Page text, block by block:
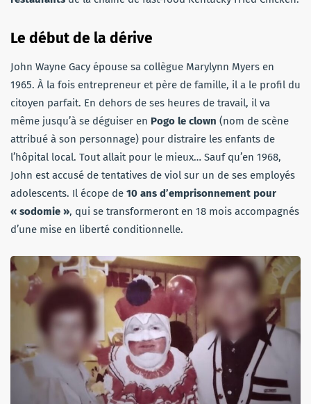
Le début de la dérive
John Wayne Gacy épouse sa collègue Marylynn Myers en
1965. À la fois entrepreneur et père de famille, il a le profil du
citoyen parfait. En dehors de ses heures de travail, il va
même jusqu’à se déguiser en Pogo le clown (nom de scène
attribué à son personnage) pour distraire les enfants de
l’hôpital local. Tout allait pour le mieux… Sauf qu’en 1968,
John est accusé de tentatives de viol sur un de ses employés
adolescents. Il écope de 10 ans d’emprisonnement pour
« sodomie », qui se transformeront en 18 mois accompagnés
d’une mise en liberté conditionnelle.